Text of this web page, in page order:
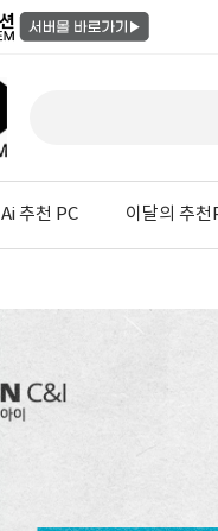
Ai 추천 PC 이달의 추천